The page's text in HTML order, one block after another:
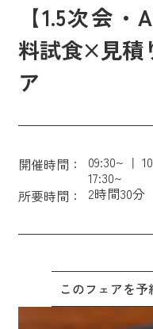
【1.5次会
料試食×見積
ア
開催時間： 09:30~
17:30~
所要時間：
2時間30分
このフェアを予